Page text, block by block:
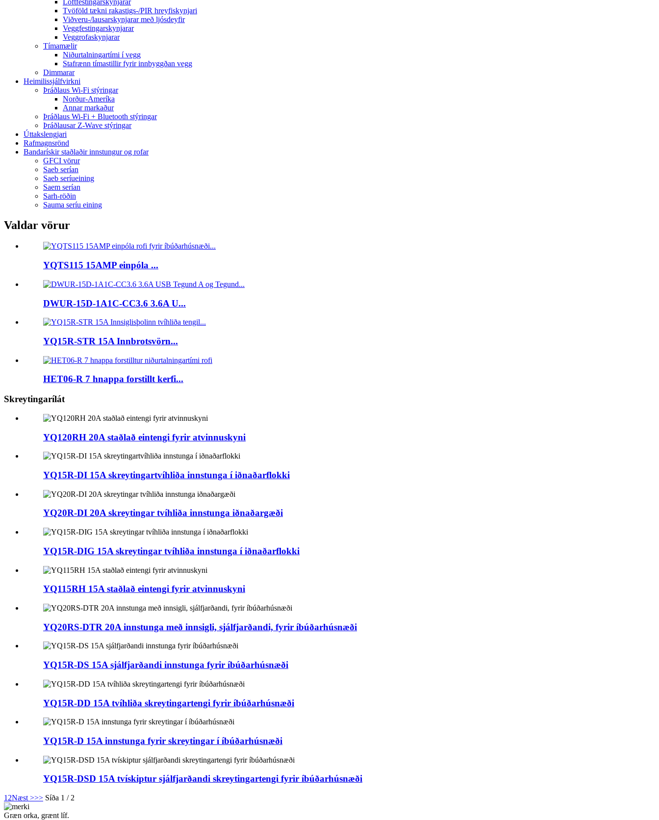
Tvöföld tækni rakastigs-/PIR hreyfiskynjari
Viðveru-/lausarskynjarar með ljósdeyfir
Veggfestingarskynjarar
Veggrofaskynjarar
Tímamælir
Niðurtalningartími í vegg
Stafrænn tímastillir fyrir innbyggðan vegg
Dimmarar
Heimilissjálfvirkni
Þráðlaus Wi-Fi stýringar
Norður-Ameríka
Annar markaður
Þráðlaus Wi-Fi + Bluetooth stýringar
Þráðlausar Z-Wave stýringar
Úttakslengjari
Rafmagnsrönd
Bandarískir staðlaðir innstungur og rofar
GFCI vörur
Saeb serían
Saeb seríueining
Saem serían
Sarh-röðin
Sauma seríu eining
Valdar vörur
YQTS115 15AMP einpóla ...
DWUR-15D-1A1C-CC3.6 3.6A U...
YQ15R-STR 15A Innbrotsvörn...
HET06-R 7 hnappa forstillt kerfi...
Skreytingarílát
YQ120RH 20A staðlað eintengi fyrir atvinnuskyni
YQ15R-DI 15A skreytingartvíhliða innstunga í iðnaðarflokki
YQ20R-DI 20A skreytingar tvíhliða innstunga iðnaðargæði
YQ15R-DIG 15A skreytingar tvíhliða innstunga í iðnaðarflokki
YQ115RH 15A staðlað eintengi fyrir atvinnuskyni
YQ20RS-DTR 20A innstunga með innsigli, sjálfjarðandi, fyrir íbúðarhúsnæði
YQ15R-DS 15A sjálfjarðandi innstunga fyrir íbúðarhúsnæði
YQ15R-DD 15A tvíhliða skreytingartengi fyrir íbúðarhúsnæði
YQ15R-D 15A innstunga fyrir skreytingar í íbúðarhúsnæði
YQ15R-DSD 15A tvískiptur sjálfjarðandi skreytingartengi fyrir íbúðarhúsnæði
1 2Næst >>> Síða 1 / 2
Græn orka, grænt líf.